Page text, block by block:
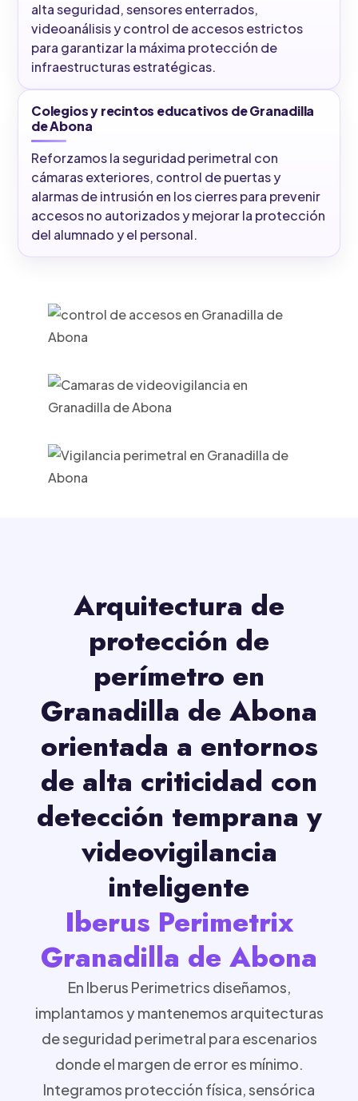
alta seguridad, sensores enterrados,
videoanálisis y control de accesos estrictos
para garantizar la máxima protección de
infraestructuras estratégicas.
Colegios y recintos educativos de Granadilla
de Abona
Reforzamos la seguridad perimetral con
cámaras exteriores, control de puertas y
alarmas de intrusión en los cierres para prevenir
accesos no autorizados y mejorar la protección
del alumnado y el personal.
Arquitectura de
protección de
perímetro en
Granadilla de Abona
orientada a entornos
de alta criticidad con
detección temprana y
videovigilancia
inteligente
Iberus Perimetrix
Granadilla de Abona
En Iberus Perimetrics diseñamos,
implantamos y mantenemos arquitecturas
de seguridad perimetral para escenarios
donde el margen de error es mínimo.
Integramos protección física, sensórica